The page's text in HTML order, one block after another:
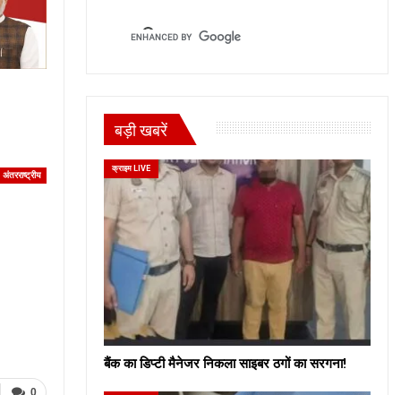
अंतरराष्ट्रीय
बड़ी खबरें
क्राइम LIVE
बैंक का डिप्टी मैनेजर निकला साइबर ठगों का सरगना!